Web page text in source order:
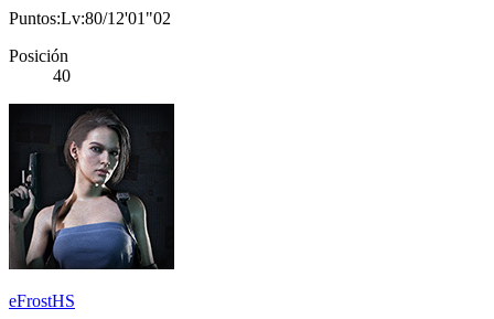
Puntos:Lv:80/12'01"02
Posición
40
eFrostHS